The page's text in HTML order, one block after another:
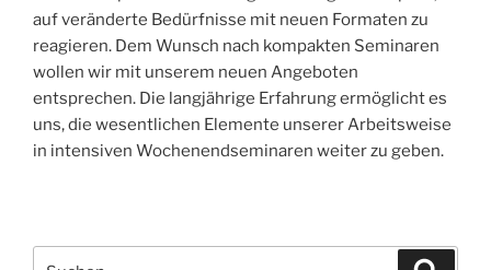
auf veränderte Bedürfnisse mit neuen Formaten zu
reagieren. Dem Wunsch nach kompakten Seminaren
wollen wir mit unserem neuen Angeboten
entsprechen. Die langjährige Erfahrung ermöglicht es
uns, die wesentlichen Elemente unserer Arbeitsweise
in intensiven Wochenendseminaren weiter zu geben.